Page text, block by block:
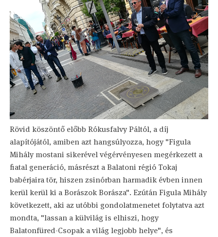
Rövid köszöntő előbb Rókusfalvy Páltól, a díj
alapítójától, amiben azt hangsúlyozza, hogy "Figula
Mihály mostani sikerével végérvényesen megérkezett a
fiatal generáció, másrészt a Balatoni régió Tokaj
babérjaira tör, hiszen zsinórban harmadik évben innen
kerül kerül ki a Borászok Borásza". Ezútán Figula Mihály
következett, aki az utóbbi gondolatmenetet folytatva azt
mondta, "lassan a külvilág is elhiszi, hogy
Balatonfüred-Csopak a világ legjobb helye", és